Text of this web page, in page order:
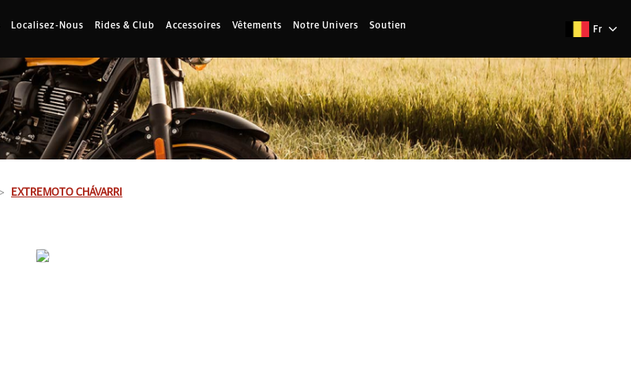
Localisez-Nous Rides & Club Accessoires Vêtements Notre Univers Soutien Fr
EXTREMOTO CHÁVARRI